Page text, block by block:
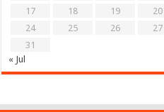
17
18 19 20
24
25 26 27
31
« Jul